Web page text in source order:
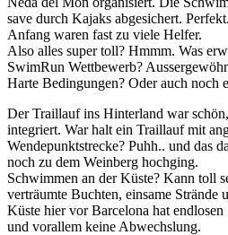
save durch Kajaks abgesichert.
Anfang waren fast zu viele Helfer.
Also alles super toll? Hmmm. Was
SwimRun Wettbewerb?
Harte Bedingungen? Oder auch noch
Der Traillauf ins Hinterland war
integriert. War halt ein Traillauf mit
Wendepunktstrecke? Puhh.. und das
noch zu dem Weinberg hochging.
Schwimmen an der Küste? Kann toll
verträumte Buchten, einsame Strände
Küste hier vor Barcelona hat
und vorallem keine Abwechslung.